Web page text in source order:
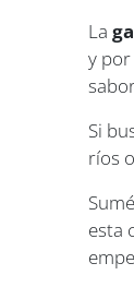
La
y
Si
ríos
esta